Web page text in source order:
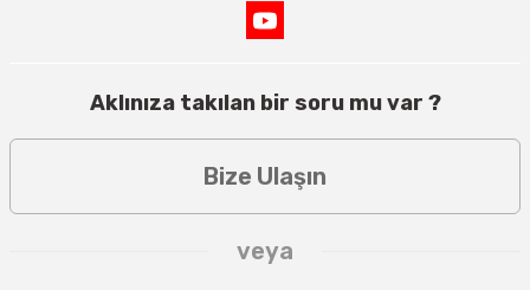
Aklınıza takılan bir soru mu var ?
Bize Ulaşın
veya